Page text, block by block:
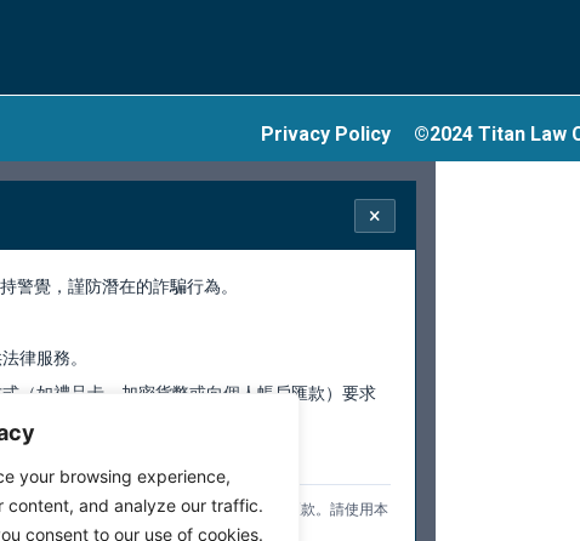
your browsing experience,
content, and analyze our traffic.
consent to our use of cookies.
Privacy Policy ©2024 Titan Law
×
警覺，謹防潛在的詐騙行為。
律服務。
（如禮品卡、加密貨幣或向個人帳戶匯款）要求
對其真實性存有疑慮，請勿提供個人資訊或匯款。請使用本
行核實。